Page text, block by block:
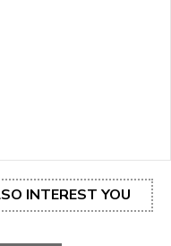
INTEREST YOU